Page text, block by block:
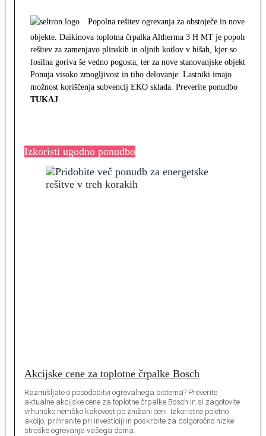
Popolna rešitev ogrevanja za obstoječe in nove
objekte. Daikinova toplotna črpalka Altherma 3 H MT je popolna
rešitev za zamenjavo plinskih in oljnih kotlov v hišah, kjer so
fosilna goriva še vedno pogosta, ter za nove stanovanjske objekte.
Ponuja visoko zmogljivost in tiho delovanje. Lastniki imajo
možnost koriščenja subvencij EKO sklada. Preverite ponudbo
TUKAJ.
Izkoristi ugodno ponudbo
Akcijske cene za toplotne črpalke Bosch
Razmišljate o posodobitvi ogrevalnega sistema? Preverite
aktualne akcijske cene za toplotne črpalke Bosch in si zagotovite
vrhunsko nemško kakovost po znižani ceni. Izkoristite poletno
akcijo, prihranite pri investiciji in poskrbite za dolgoročno nizke
stroške ogrevanja vašega doma.